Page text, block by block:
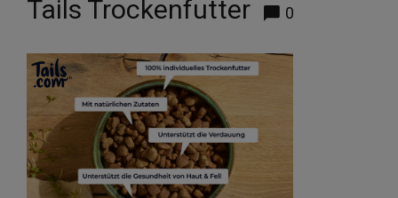
Tails Trockenfutter 0